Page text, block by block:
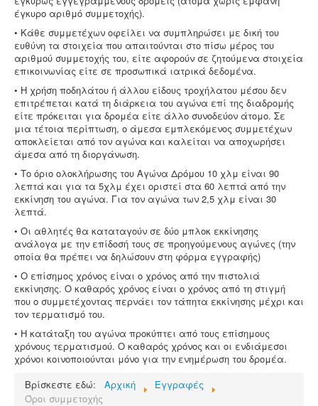
έγκυρο αριθμό συμμετοχής).
• Κάθε συμμετέχων οφείλει να συμπληρώσει με δική του
ευθύνη τα στοιχεία που απαιτούνται στο πίσω μέρος του
αριθμού συμμετοχής του, είτε αφορούν σε ζητούμενα στοιχεία
επικοινωνίας είτε σε προσωπικά ιατρικά δεδομένα.
• Η χρήση ποδηλάτου ή άλλου είδους τροχήλατου μέσου δεν
επιτρέπεται κατά τη διάρκεια του αγώνα επί της διαδρομής
είτε πρόκειται για δρομέα είτε άλλο συνοδεύον άτομο. Σε
μια τέτοια περίπτωση, ο άμεσα εμπλεκόμενος συμμετέχων
αποκλείεται από τον αγώνα και καλείται να αποχωρήσει
άμεσα από τη διοργάνωση.
• Το όριο ολοκλήρωσης του Αγώνα Δρόμου 10 χλμ είναι 90
λεπτά και για τα 5χλμ έχει οριστεί στα 60 λεπτά από την
εκκίνηση του αγώνα. Για τον αγώνα των 2,5 χλμ είναι 30
λεπτά.
• Οι αθλητές θα καταταγούν σε δύο μπλοκ εκκίνησης
ανάλογα με την επίδοσή τους σε προηγούμενους αγώνες (την
οποία θα πρέπει να δηλώσουν στη φόρμα εγγραφής)
• Ο επίσημος χρόνος είναι ο χρόνος από την πιστολιά
εκκίνησης. Ο καθαρός χρόνος είναι ο χρόνος από τη στιγμή
που ο συμμετέχοντας περνάει τον τάπητα εκκίνησης μέχρι και
τον τερματισμό του.
• Η κατάταξη του αγώνα προκύπτει από τους επίσημους
χρόνους τερματισμού. Ο καθαρός χρόνος και οι ενδιάμεσοι
χρόνοι κοινοποιούνται μόνο για την ενημέρωση του δρομέα.
Βρίσκεστε εδώ:
Αρχική
Εγγραφές
Όροι συμμετοχής